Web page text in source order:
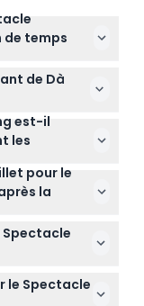
de temps
propose deux
et 19h30,
Veuillez
lors de
de Dà
du
Mạng
Dà Nang.
est-il
les
entrent
; les enfants
enfant, et
billet adulte.
les âges.
pour le
la
billets ne
modifiés, alors
le Spectacle